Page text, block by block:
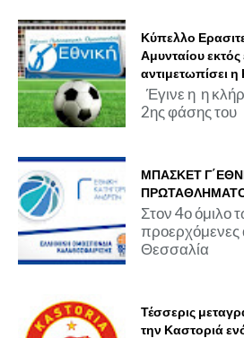
Κύπελλο
Αμυνταίου
αντιμετωπίσει
Έγινε η η
2ης φάσης του
ΜΠΑΣΚΕΤ
Στον 4ο όμιλο
Θεσσαλία
Τέσσερις
την Καστοριά